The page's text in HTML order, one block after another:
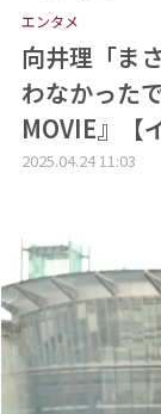
おすすめコンテ
出版物
会社概要
エンタメ
向井理「ま
わなかった
MOVIE』【
2025.04.24 11:03